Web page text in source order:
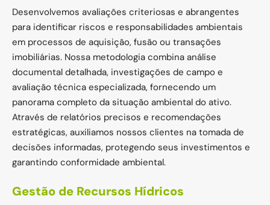
Desenvolvemos avaliações criteriosas e abrangentes
para identificar riscos e responsabilidades ambientais
em processos de aquisição, fusão ou transações
imobiliárias. Nossa metodologia combina análise
documental detalhada, investigações de campo e
avaliação técnica especializada, fornecendo um
panorama completo da situação ambiental do ativo.
Através de relatórios precisos e recomendações
estratégicas, auxiliamos nossos clientes na tomada de
decisões informadas, protegendo seus investimentos e
garantindo conformidade ambiental.
Gestão de Recursos Hídricos